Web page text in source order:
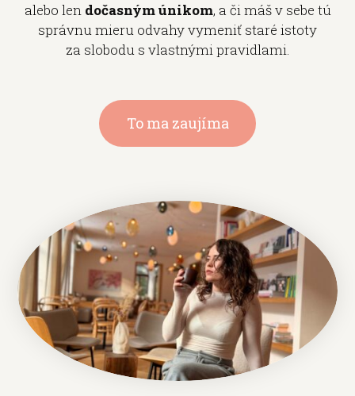
alebo len dočasným únikom, a či máš v sebe tú
správnu mieru odvahy vymeniť staré istoty
za slobodu s vlastnými pravidlami.
To ma zaujíma